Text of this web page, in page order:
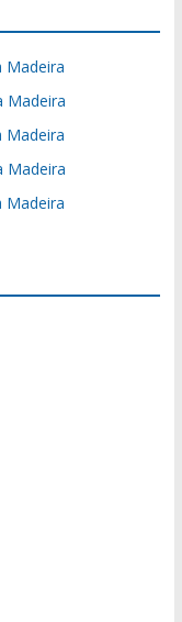
Madeira
Madeira
Madeira
Madeira
Madeira